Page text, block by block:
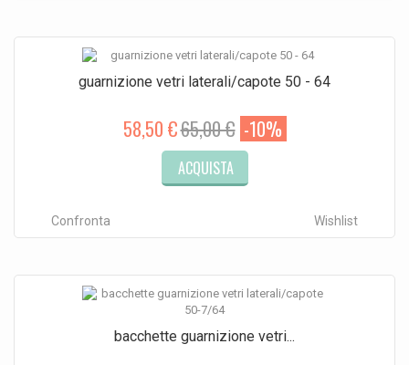
guarnizione vetri laterali/capote 50 - 64
58,50 €65,00 € -10%
ACQUISTA
Wishlist
Confronta
bacchette guarnizione vetri...